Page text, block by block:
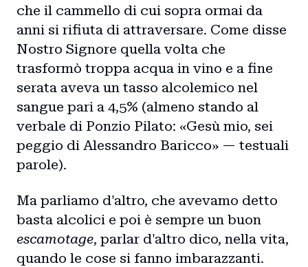
che il cammello di cui sopra ormai da
anni si rifiuta di attraversare. Come disse
Nostro Signore quella volta che
trasformò troppa acqua in vino e a fine
serata aveva un tasso alcolemico nel
sangue pari a 4,5% (almeno stando al
verbale di Ponzio Pilato: «Gesù mio, sei
peggio di Alessandro Baricco» — testuali
parole).
Ma parliamo d'altro, che avevamo detto
basta alcolici e poi è sempre un buon
escamotage, parlar d'altro dico, nella vita,
quando le cose si fanno imbarazzanti.